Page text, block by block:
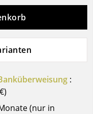
:
)
(nur in